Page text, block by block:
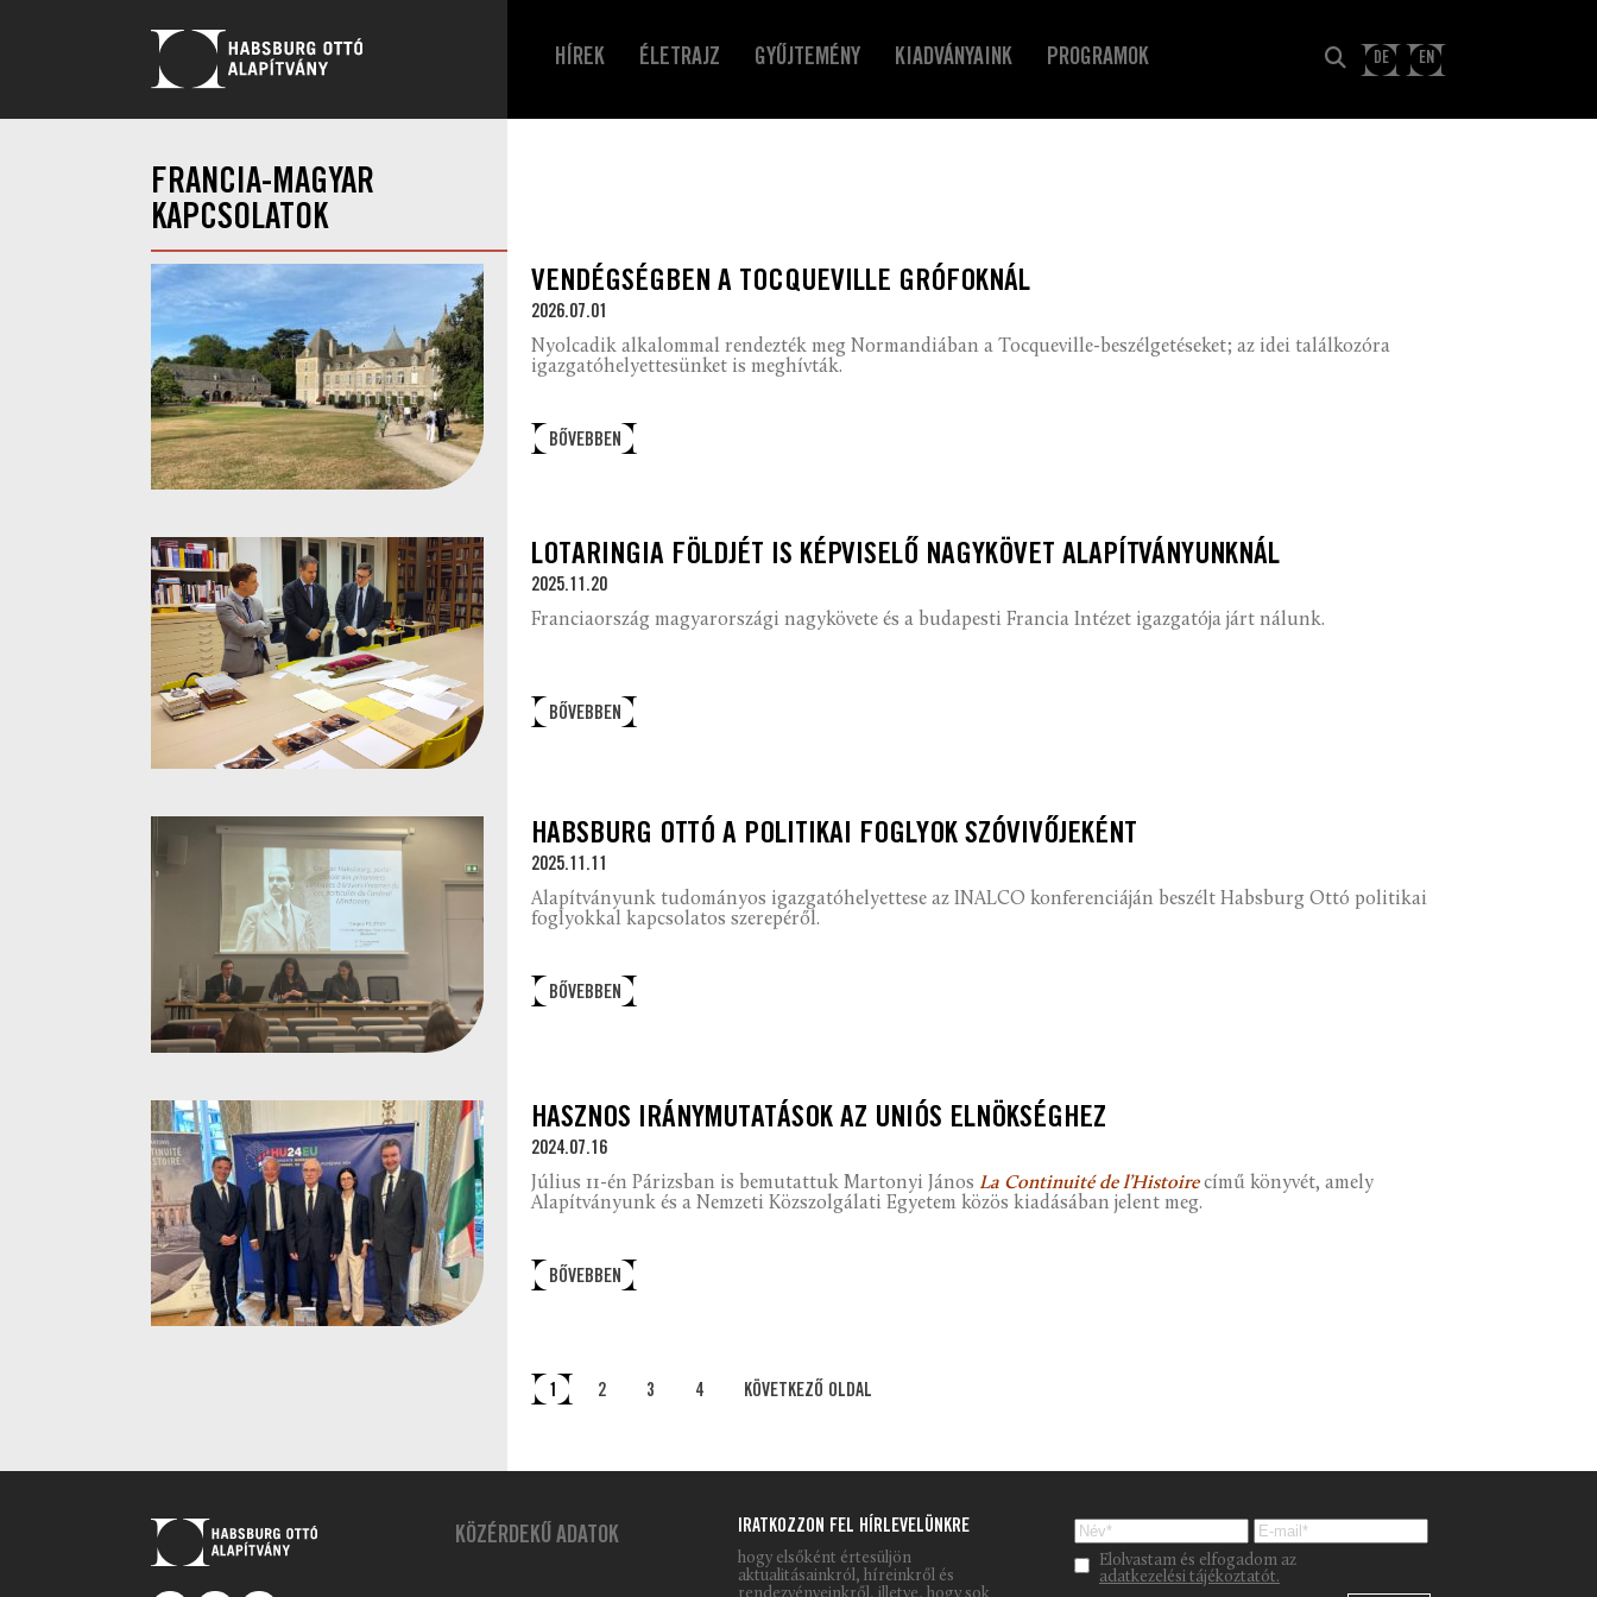
HÍREK ÉLETRAJZ GYŰJTEMÉNY KIADVÁNYAINK PROGRAMOK DE EN
FRANCIA-MAGYAR
KAPCSOLATOK
VENDÉGSÉGBEN A TOCQUEVILLE GRÓFOKNÁL
2026.07.01
Nyolcadik alkalommal rendezték meg Normandiában a Tocqueville-beszélgetéseket; az idei találkozóra
igazgatóhelyettesünket is meghívták.
BŐVEBBEN
LOTARINGIA FÖLDJÉT IS KÉPVISELŐ NAGYKÖVET ALAPÍTVÁNYUNKNÁL
2025.11.20
Franciaország magyarországi nagykövete és a budapesti Francia Intézet igazgatója járt nálunk.
BŐVEBBEN
HABSBURG OTTÓ A POLITIKAI FOGLYOK SZÓVIVŐJEKÉNT
2025.11.11
Alapítványunk tudományos igazgatóhelyettese az INALCO konferenciáján beszélt Habsburg Ottó politikai
foglyokkal kapcsolatos szerepéről.
BŐVEBBEN
HASZNOS IRÁNYMUTATÁSOK AZ UNIÓS ELNÖKSÉGHEZ
2024.07.16
Július 11-én Párizsban is bemutattuk Martonyi János La Continuité de l’Histoirecímű könyvét, amely
Alapítványunk és a Nemzeti Közszolgálati Egyetem közös kiadásában jelent meg.
BŐVEBBEN
1 2 3 4 KÖVETKEZŐ OLDAL
KÖZÉRDEKŰ ADATOK IRATKOZZON FEL HÍRLEVELÜNKRE
hogy elsőként értesüljön
aktualitásainkról, híreinkről és
Please leave this field empty.
Elolvastam és elfogadom az
adatkezelési tájékoztatót.